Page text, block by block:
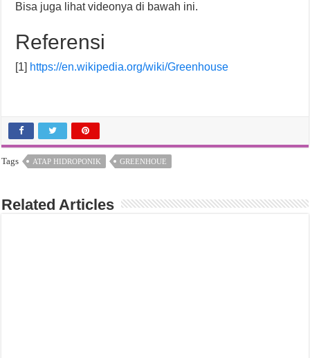
Bisa juga lihat videonya di bawah ini.
Referensi
[1] https://en.wikipedia.org/wiki/Greenhouse
Tags ATAP HIDROPONIK GREENHOUE
Related Articles